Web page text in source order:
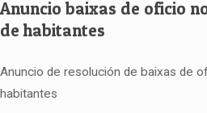
Anuncio baixas de oficio
de habitantes
Anuncio de resolución de baixas de
habitantes